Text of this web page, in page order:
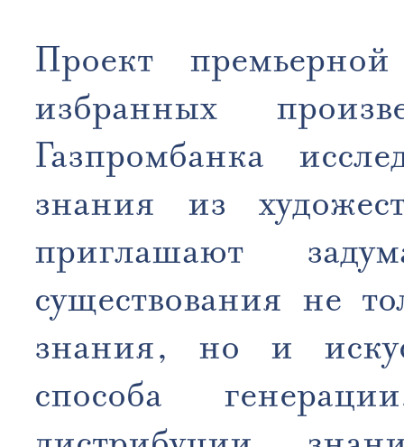
Проект
избранных
Газпромбанка
знания из
приглашают
существования не
знания, но и
способа